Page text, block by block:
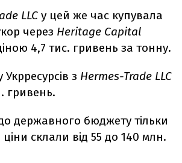
LLC у цей же час купувала
через Heritage Capital
4,7 тис. гривень за тонну.
з Hermes-Trade LLC
гривень.
державного бюджету тільки
склали від 55 до 140 млн.